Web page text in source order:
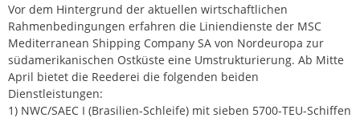
Vor dem Hintergrund der aktuellen wirtschaftlichen
Rahmenbedingungen erfahren die Liniendienste der MSC
Mediterranean Shipping Company SA von Nordeuropa zur
südamerikanischen Ostküste eine Umstrukturierung. Ab Mitte
April bietet die Reederei die folgenden beiden
Dienstleistungen:
1) NWC/SAEC I (Brasilien-Schleife) mit sieben 5700-TEU-Schiffen